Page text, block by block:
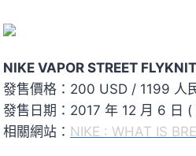
NIKE VAPOR STREET FLYKNIT
發售價格：200 USD / 1199 人
發售日期：2017 年 12 月 6 日 (
相關網站： NIKE : WHAT IS